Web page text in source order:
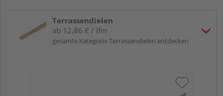
Terrassendielen
ab 12,86 € / lfm
gesamte Kategorie Terrassendielen entdecken